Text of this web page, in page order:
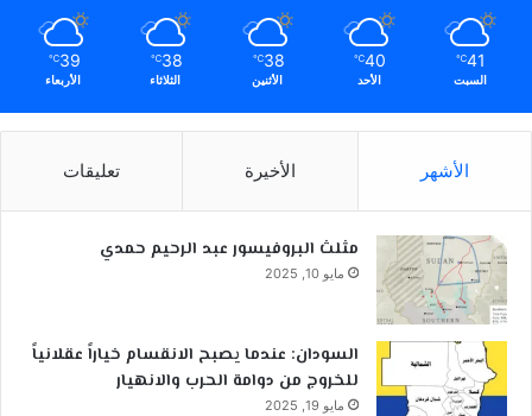
41
℃
السبت
40
℃
الأحد
38
℃
الأثنين
38
℃
الثلاثاء
39
℃
الأربعاء
الأشهر الأخيرة تعليقات
مثلث البروفيسور عبد الرحيم حمدي
مايو 10, 2025
السودان: عندما يصبح الانقسام خياراً عقلانياً
للخروج من دوامة الحرب والانهيار
مايو 19, 2025